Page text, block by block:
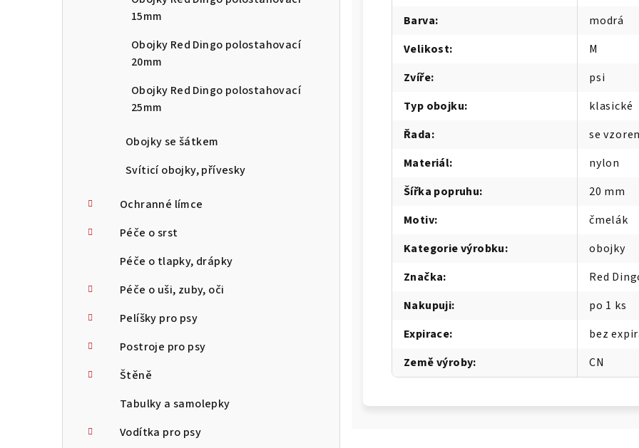
15mm
Obojky Red Dingo polostahovací
20mm
Obojky Red Dingo polostahovací
25mm
Obojky se šátkem
Svíticí obojky, přívesky
Ochranné límce
Péče o srst
Péče o tlapky, drápky
Péče o uši, zuby, oči
Pelíšky pro psy
Postroje pro psy
Štěně
Tabulky a samolepky
Vodítka pro psy
Barva:
modrá
Velikost:
M
Zvíře:
psi
Typ obojku:
klasické
Řada:
se
Materiál:
nylon
Šířka popruhu:
20 mm
Motiv:
čmelák
Kategorie výrobku:
obojky
Značka:
Red
Nakupuji:
po 1 ks
Expirace:
bez
Země výroby: CN